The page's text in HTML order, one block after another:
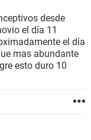
desde
el día 11
el día
mas abundante
esto duro 10